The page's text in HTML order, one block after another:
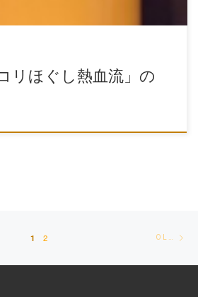
リほぐし熱血流」の
1 2 OLDER POSTS